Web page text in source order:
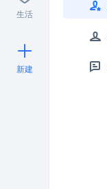
生活
新建